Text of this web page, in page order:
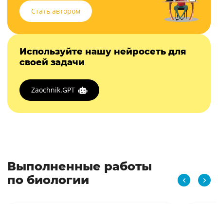
Стать автором
Используйте нашу нейросеть для
своей задачи
Zaochnik.GPT
Выполненные работы
по биологии